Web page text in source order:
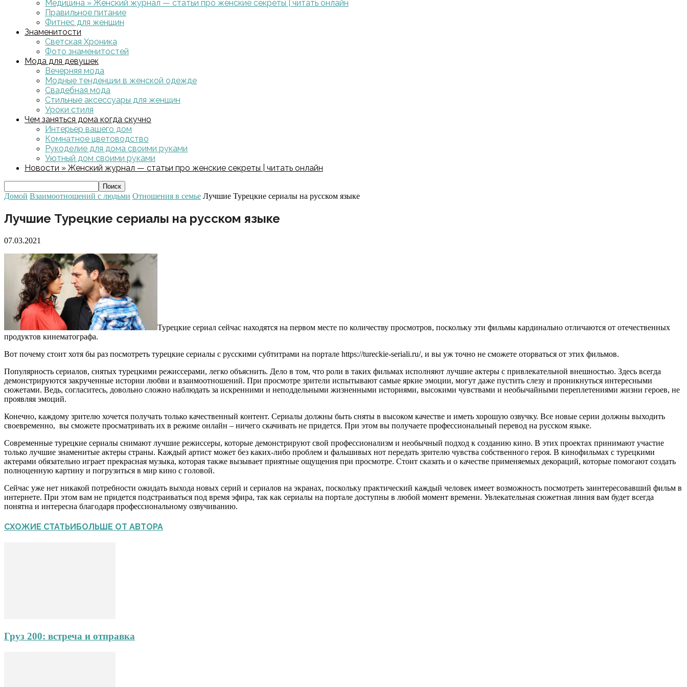
Медицина » Женский журнал — статьи про женские секреты | читать онлайн
Правильное питание
Фитнес для женщин
Знаменитости
Светская Хроника
Фото знаменитостей
Мода для девушек
Вечерняя мода
Модные тенденции в женской одежде
Свадебная мода
Стильные аксессуары для женщин
Уроки стиля
Чем заняться дома когда скучно
Интерьер вашего дом
Комнатное цветоводство
Рукоделие для дома своими руками
Уютный дом своими руками
Новости » Женский журнал — статьи про женские секреты | читать онлайн
Домой Взаимоотношений с людьми Отношения в семье Лучшие Турецкие сериалы на русском языке
Лучшие Турецкие сериалы на русском языке
07.03.2021
Турецкие сериал сейчас находятся на первом месте по количеству просмотров, поскольку эти фильмы кардинально отличаются от отечественных
продуктов кинематографа.
Вот почему стоит хотя бы раз посмотреть турецкие сериалы с русскими субтитрами на портале https://tureckie-seriali.ru/, и вы уж точно не сможете оторваться от этих фильмов.
Популярность сериалов, снятых турецкими режиссерами, легко объяснить. Дело в том, что роли в таких фильмах исполняют лучшие актеры с привлекательной внешностью. Здесь всегда
демонстрируются закрученные истории любви и взаимоотношений. При просмотре зрители испытывают самые яркие эмоции, могут даже пустить слезу и проникнуться интересными
сюжетами. Ведь, согласитесь, довольно сложно наблюдать за искренними и неподдельными жизненными историями, высокими чувствами и необычайными переплетениями жизни героев, не
проявляя эмоций.
Конечно, каждому зрителю хочется получать только качественный контент. Сериалы должны быть сняты в высоком качестве и иметь хорошую озвучку. Все новые серии должны выходить
своевременно, вы сможете просматривать их в режиме онлайн – ничего скачивать не придется. При этом вы получаете профессиональный перевод на русском языке.
Современные турецкие сериалы снимают лучшие режиссеры, которые демонстрируют свой профессионализм и необычный подход к созданию кино. В этих проектах принимают участие
только лучшие знаменитые актеры страны. Каждый артист может без каких-либо проблем и фальшивых нот передать зрителю чувства собственного героя. В кинофильмах с турецкими
актерами обязательно играет прекрасная музыка, которая также вызывает приятные ощущения при просмотре. Стоит сказать и о качестве применяемых декораций, которые помогают создать
полноценную картину и погрузиться в мир кино с головой.
Сейчас уже нет никакой потребности ожидать выхода новых серий и сериалов на экранах, поскольку практический каждый человек имеет возможность посмотреть заинтересовавший фильм в
интернете. При этом вам не придется подстраиваться под время эфира, так как сериалы на портале доступны в любой момент времени. Увлекательная сюжетная линия вам будет всегда
понятна и интересна благодаря профессиональному озвучиванию.
СХОЖИЕ СТАТЬИБОЛЬШЕ ОТ АВТОРА
Груз 200: встреча и отправка